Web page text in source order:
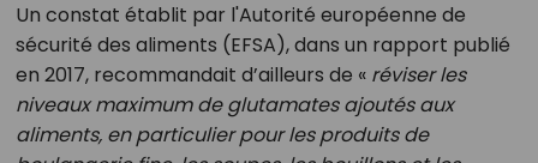
Un constat établit par l'Autorité européenne de
sécurité des aliments (EFSA), dans un rapport publié
en 2017, recommandait d’ailleurs de « réviser les
niveaux maximum de glutamates ajoutés aux
aliments, en particulier pour les produits de